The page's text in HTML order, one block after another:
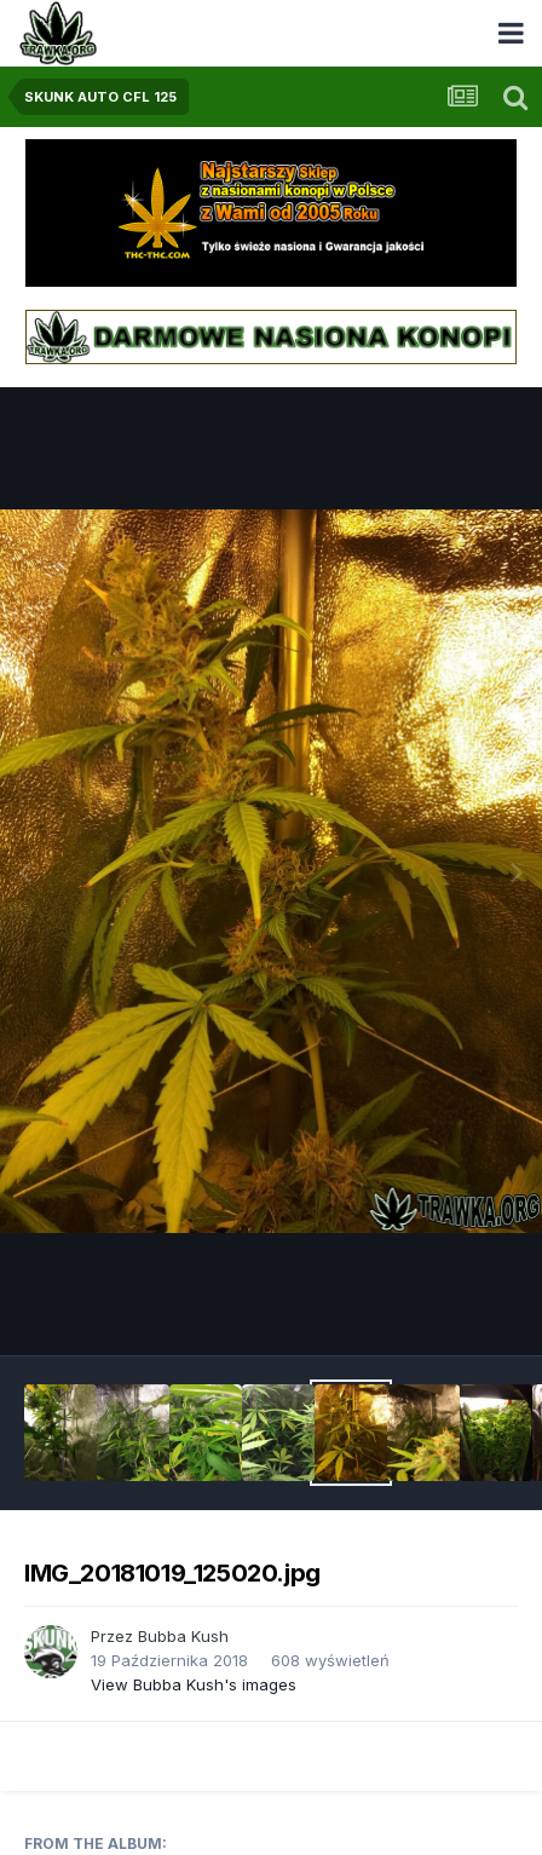
SKUNK AUTO CFL 125
IMG_20181019_125020.jpg
Przez Bubba Kush
19 Października 2018
608 wyświetleń
View Bubba Kush's images
FROM THE ALBUM: